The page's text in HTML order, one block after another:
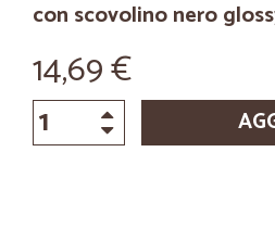
con scovolino nero
14,69 €